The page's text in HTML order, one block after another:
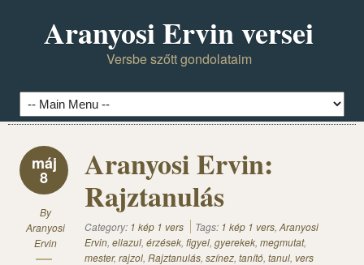
Aranyosi Ervin versei
Versbe szőtt gondolataim
máj
8
By
Aranyosi
Ervin
Aranyosi Ervin:
Rajztanulás
Category: 1 kép 1 vers Tags: 1 kép 1 vers, Aranyosi
Ervin, ellazul, érzések, figyel, gyerekek, megmutat,
mester, rajzol, Rajztanulás, színez, tanító, tanul, vers